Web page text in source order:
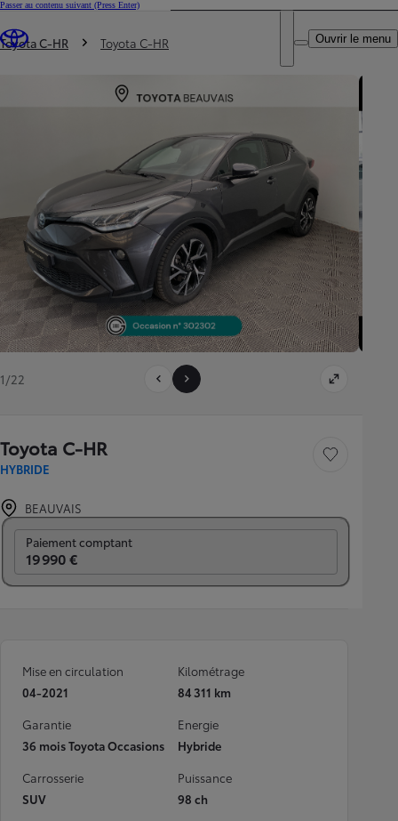
Passer au contenu suivant (Press Enter)
Trouvez un partenaire Toyota
DEALER NAME
Ouvrir le menu
Vous êtes ici
Toyota C-HR Toyota C-HR
1/22
Toyota C-HR
HYBRIDE
Sauvegarder le
BEAUVAIS
Paiement comptant
19 990 €
Mise en circulation
04-2021
Kilométrage
84 311 km
Garantie
36 mois Toyota Occasions
Energie
Hybride
Carrosserie
SUV
Puissance
98 ch